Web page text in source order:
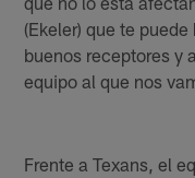
(Ekeler) que te
buenos receptores y
equipo al que nos
Frente a Texans, el